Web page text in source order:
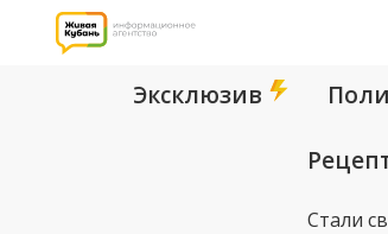
Эксклюзив
Стали